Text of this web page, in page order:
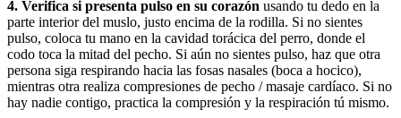
4. Verifica si presenta pulso en su corazón usando tu dedo en la
parte interior del muslo, justo encima de la rodilla. Si no sientes
pulso, coloca tu mano en la cavidad torácica del perro, donde el
codo toca la mitad del pecho. Si aún no sientes pulso, haz que otra
persona siga respirando hacia las fosas nasales (boca a hocico),
mientras otra realiza compresiones de pecho / masaje cardíaco. Si no
hay nadie contigo, practica la compresión y la respiración tú mismo.